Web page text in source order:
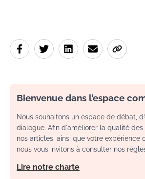
Bienvenue dans l’espace
Nous souhaitons un espace de débat,
dialogue. Afin d'améliorer la qualité des
nos articles, ainsi que votre expérience
nous vous invitons à consulter nos
Lire notre charte